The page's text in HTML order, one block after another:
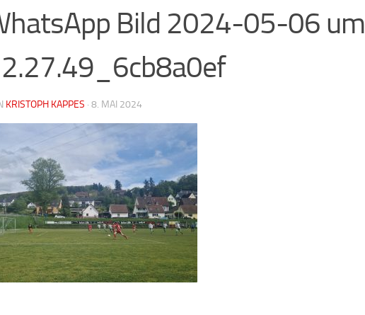
Bild 2024-05-06 um
KRISTOPH KAPPES · 8. MAI 2024